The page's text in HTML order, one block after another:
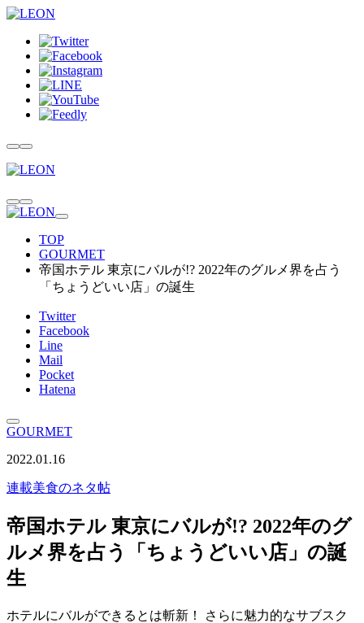
TOP
GOURMET
帝国ホテル 東京にバルが!? 2022年のグルメ界を占う
「ちょうどいい店」の誕生
Twitter
Facebook
Line
Mail
Pocket
Hatena
GOURMET
2022.01.16
連載美食のネタ帖
帝国ホテル 東京にバルが!? 2022年のグ
ルメ界を占う「ちょうどいい店」の誕
生
ホテルにバルができるとは斬新！ さらに魅力的なサブスク